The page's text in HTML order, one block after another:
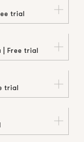
trial
| Free trial
trial